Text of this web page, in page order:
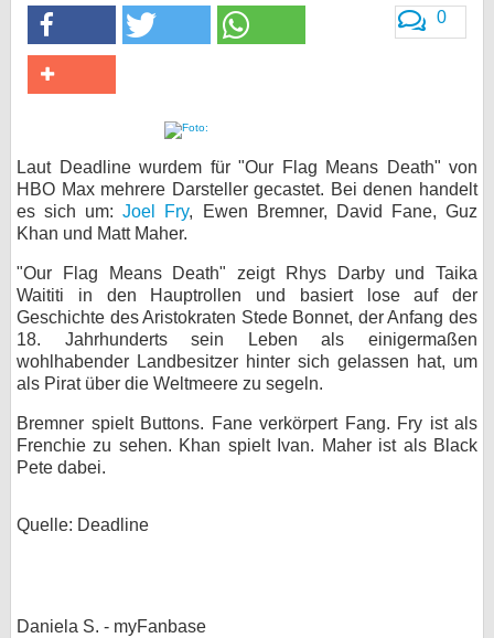
0
Laut Deadline wurdem für "Our Flag Means Death" von
HBO Max mehrere Darsteller gecastet. Bei denen handelt
es sich um:Joel Fry, Ewen Bremner, David Fane, Guz
Khan und Matt Maher.
"Our Flag Means Death" zeigt Rhys Darby und Taika
Waititi in den Hauptrollen und basiert lose auf der
Geschichte des Aristokraten Stede Bonnet, der Anfang des
18. Jahrhunderts sein Leben als einigermaßen
wohlhabender Landbesitzer hinter sich gelassen hat, um
als Pirat über die Weltmeere zu segeln.
Bremner spielt Buttons. Fane verkörpert Fang. Fry ist als
Frenchie zu sehen. Khan spielt Ivan. Maher ist als Black
Pete dabei.
Quelle: Deadline
Daniela S. - myFanbase
Specials
Forum
bei X
Kontakt
Nutzungsbedingungen
Datenschutz